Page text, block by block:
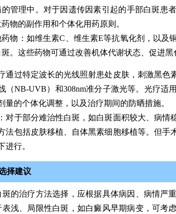
的管理中。对于因遗传因素引起的手部白斑患
物的副作用和个体化用药原则。
药物：如维生素C、维生素E等抗氧化剂，以及
。这些药物可通过改善机体代谢状态、促进黑
通过特定波长的光线照射患处皮肤，刺激黑
（NB-UVB）和308nm准分子激光等。光疗适
量的个体化调整，以及治疗期间的防晒措施。
：对于部分难治性白斑，如白斑面积较大、病
法包括皮肤移植、自体黑素细胞移植等。但
进行。
择建议
的治疗方法选择，应根据具体病因、病情严
浅、局限性白斑，如白癜风早期病变，可考